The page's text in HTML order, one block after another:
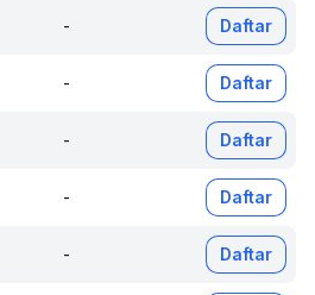
- Daftar
- Daftar
- Daftar
- Daftar
- Daftar